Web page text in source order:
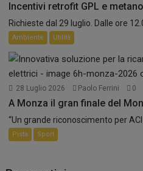
Incentivi retrofit GPL e metano
Richieste dal 29 luglio. Dalle ore
Ambiente Utilità
28 Luglio 2026 Paolo Ferrini 0
A Monza il gran finale del
“Un grande riconoscimento per ACI
Pista Sport